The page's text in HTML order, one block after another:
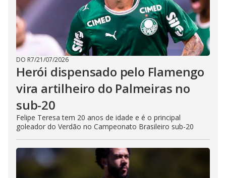
DO R7/21/07/2026
Herói dispensado pelo Flamengo
vira artilheiro do Palmeiras no
sub-20
Felipe Teresa tem 20 anos de idade e é o principal
goleador do Verdão no Campeonato Brasileiro sub-20